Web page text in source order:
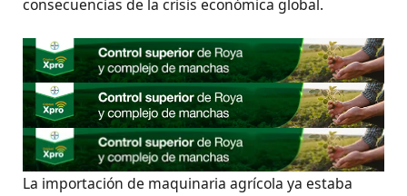
consecuencias de la crisis económica global.
La importación de maquinaria agrícola ya estaba